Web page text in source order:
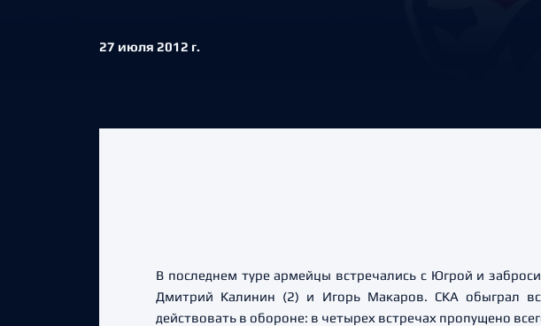
27 июля 2012 г.
В последнем туре армейцы встречались с Югрой и
Дмитрий Калинин (2) и Игорь Макаров. СКА обыграл
действовать в обороне: в четырех встречах пропущено